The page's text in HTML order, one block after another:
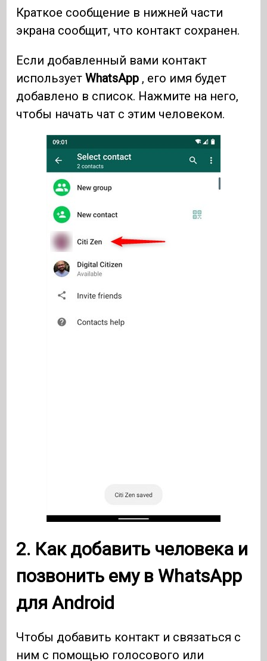
Краткое сообщение в нижней части
экрана сообщит, что контакт сохранен.
Если добавленный вами контакт
используетWhatsApp , его имя будет
добавлено в список. Нажмите на него,
чтобы начать чат с этим человеком.
2. Как добавить человека и
позвонить ему вWhatsApp
дляAndroid
Чтобы добавить контакт и связаться с
ним с помощью голосового или